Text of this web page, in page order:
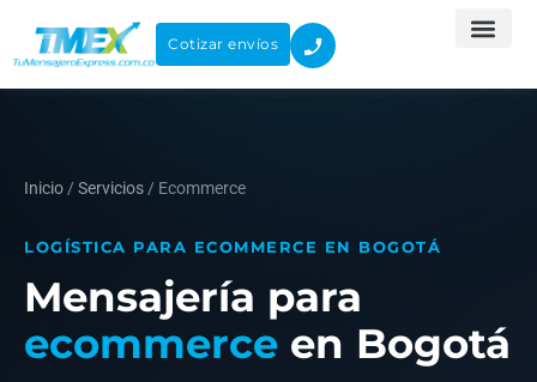
Cotizar envíos
Inicio / Servicios / Ecommerce
LOGÍSTICA PARA ECOMMERCE EN BOGOTÁ
Mensajería para
ecommerce en Bogotá